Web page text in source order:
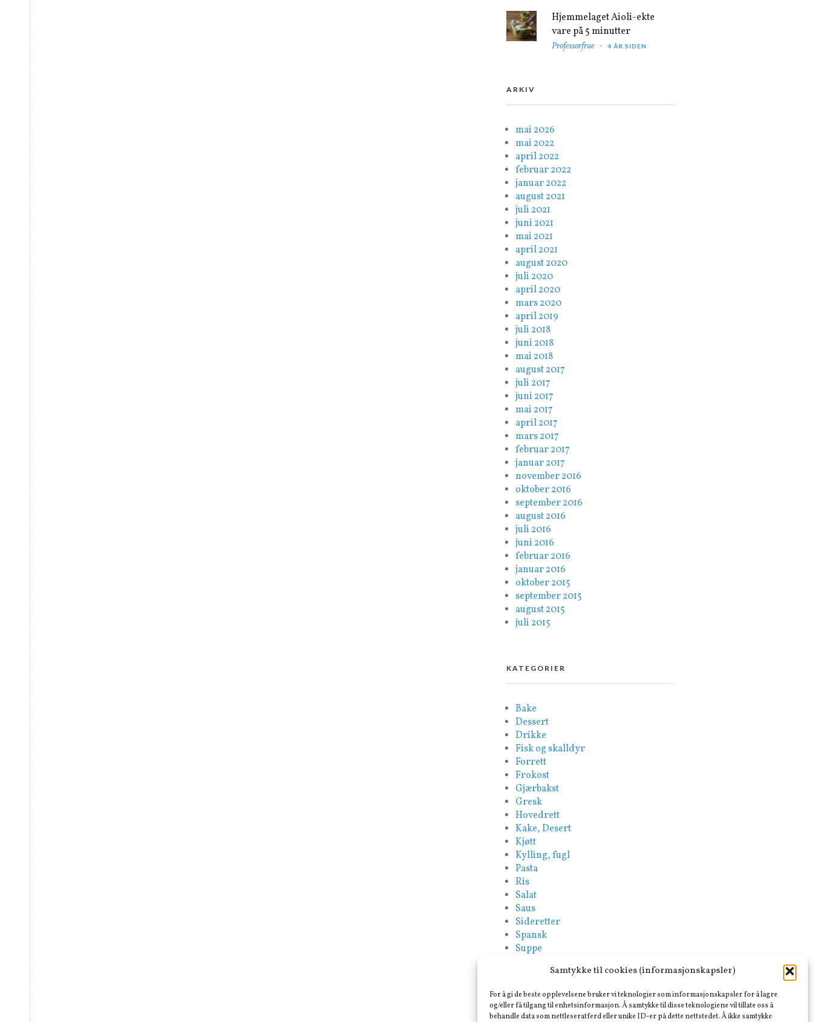
Samtykke til cookies (informasjonskapsler)
For å gi de beste opplevelsene bruker vi teknologier som informasjonskapsler for å lagre
og/eller få tilgang til enhetsinformasjon. Å samtykke til disse teknologiene vil tillate oss å
behandle data som nettleseratferd eller unike ID-er på dette nettstedet. Å ikke samtykke
Hjemmelaget Aioli-ekte
vare på 5 minutter
Professorfrue 4 ÅR SIDEN
ARKIV
mai 2026
mai 2022
april 2022
februar 2022
januar 2022
august 2021
juli 2021
juni 2021
mai 2021
april 2021
august 2020
juli 2020
april 2020
mars 2020
april 2019
juli 2018
juni 2018
mai 2018
august 2017
juli 2017
juni 2017
mai 2017
april 2017
mars 2017
februar 2017
januar 2017
november 2016
oktober 2016
september 2016
august 2016
juli 2016
juni 2016
februar 2016
januar 2016
oktober 2015
september 2015
august 2015
juli 2015
KATEGORIER
Bake
Dessert
Drikke
Fisk og skalldyr
Forrett
Frokost
Gjærbakst
Gresk
Hovedrett
Kake, Desert
Kjøtt
Kylling, fugl
Pasta
Ris
Salat
Saus
Sideretter
Spansk
Suppe
Vegan
Vegetar